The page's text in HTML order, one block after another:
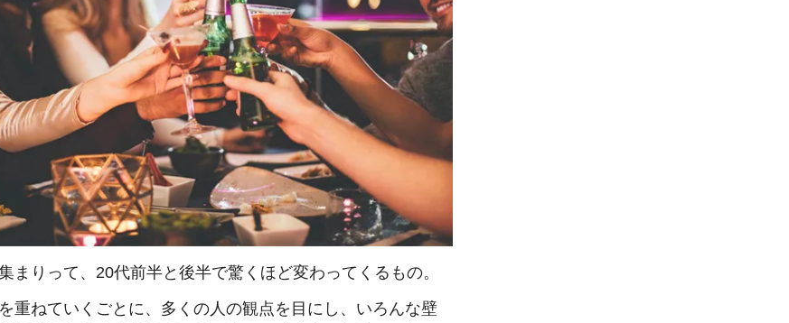
まりって、20代前半と後半で驚くほど変わってくるもの。
重ねていくごとに、多くの人の観点を目にし、いろんな壁